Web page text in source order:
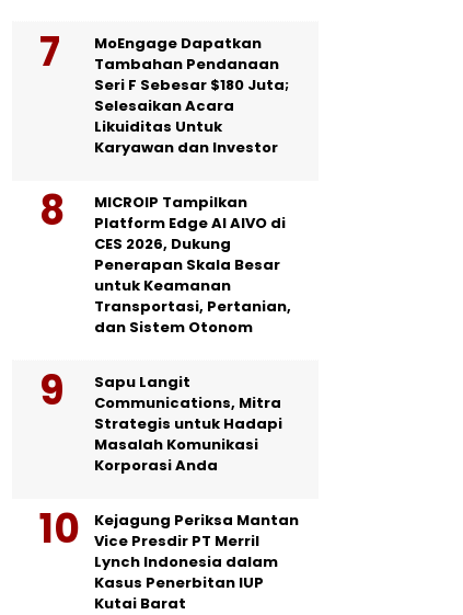
MoEngage Dapatkan
Tambahan Pendanaan
Seri F Sebesar $180 Juta;
Selesaikan Acara
Likuiditas Untuk
Karyawan dan Investor
MICROIP Tampilkan
Platform Edge AI AIVO di
CES 2026, Dukung
Penerapan Skala Besar
untuk Keamanan
Transportasi, Pertanian,
dan Sistem Otonom
Sapu Langit
Communications, Mitra
Strategis untuk Hadapi
Masalah Komunikasi
Korporasi Anda
Kejagung Periksa Mantan
Vice Presdir PT Merril
Lynch Indonesia dalam
Kasus Penerbitan IUP
Kutai Barat